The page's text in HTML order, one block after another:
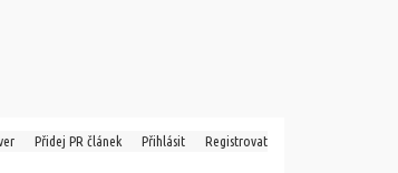
Přidej PR článek Přihlásit Registrovat